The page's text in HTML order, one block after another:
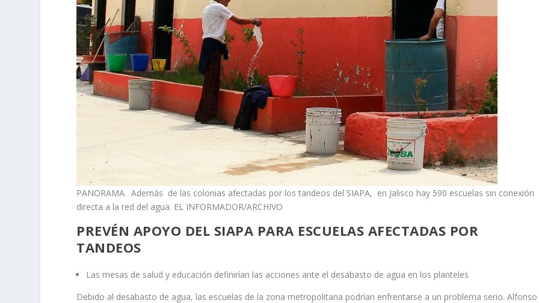
PANORAMA. Además de las colonias afectadas por los tandeos del SIAPA, en Jalisco hay 590 escuelas sin conexión
directa a la red del agua. EL INFORMADOR/ARCHIVO
PREVÉN APOYO DEL SIAPA PARA ESCUELAS AFECTADAS POR
TANDEOS
Las mesas de salud y educación definirían las acciones ante el desabasto de agua en los planteles
Debido al desabasto de agua, las escuelas de la zona metropolitana podrían enfrentarse a un problema serio. Alfonso